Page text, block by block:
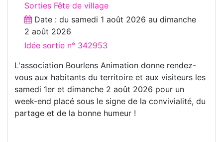
Sorties Fête de village
Date : du samedi 1 août 2026 au dimanche
2 août 2026
Idée sortie n° 342953
L'association Bourlens Animation donne rendez-
vous aux habitants du territoire et aux visiteurs les
samedi 1er et dimanche 2 août 2026 pour un
week-end placé sous le signe de la convivialité, du
partage et de la bonne humeur !